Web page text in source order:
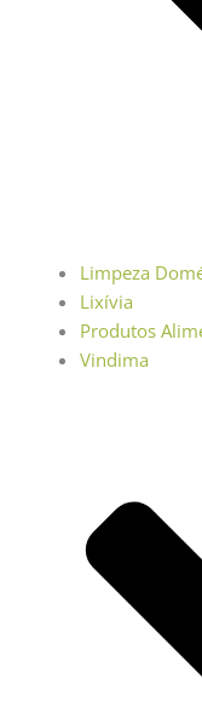
Limpeza
Lixívia
Produtos
Vindima